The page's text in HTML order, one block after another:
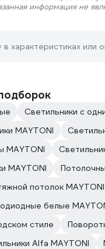
информация не
характеристиках или
Светильники с
MAYTONI
MAYTONI
MAYTONI
потолок MAYTONI
белые
стиле
Alfa MAYTONI